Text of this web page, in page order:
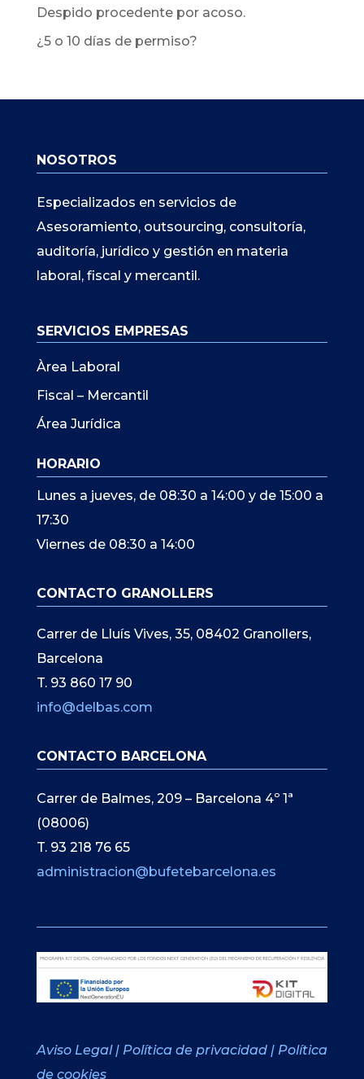
Despido procedente por acoso.
¿5 o 10 días de permiso?
NOSOTROS
Especializados en servicios de
Asesoramiento, outsourcing, consultoría,
auditoría, jurídico y gestión en materia
laboral, fiscal y mercantil.
SERVICIOS EMPRESAS
Àrea Laboral
Fiscal – Mercantil
Área Jurídica
HORARIO
Lunes a jueves, de 08:30 a 14:00 y de 15:00 a
17:30
Viernes de 08:30 a 14:00
CONTACTO GRANOLLERS
Carrer de Lluís Vives, 35, 08402 Granollers,
Barcelona
T. 93 860 17 90
info@delbas.com
CONTACTO BARCELONA
Carrer de Balmes, 209 – Barcelona 4º 1ª
(08006)
T. 93 218 76 65
administracion@bufetebarcelona.es
Aviso Legal | Política de privacidad | Política
de cookies